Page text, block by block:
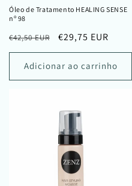
Óleo de Tratamento HEALING SENSE
nº 98
Preço
normal
€42,50 EUR
Preço
de
saldo
€29,75 EUR
Adicionar ao carrinho